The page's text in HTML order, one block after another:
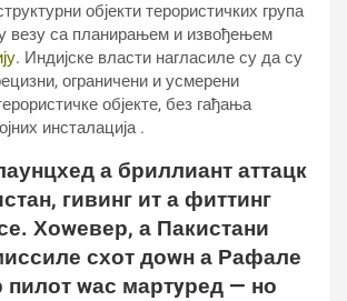
објекти терористичких група
везу са планирањем и извођењем
. Индијске власти нагласиле су да су
ограничени и усмерени
објекте, без гађања
инсталација .
а бриллиант аттацк
гивинг ит а фиттинг
Хоwевер, а Пакистани
схот доwн а Рафале
пилот wас мартyред — но